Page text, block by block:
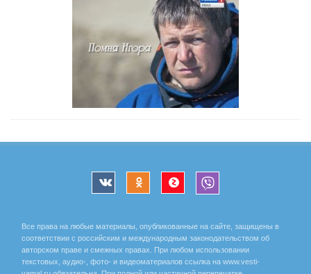
Все права на любые материалы, опубликованные на сайте, защищены в
соответствии с российским и международным законодательством об
авторском праве и смежных правах. При любом использовании
текстовых, аудио-, фото- и видеоматериалов ссылка на www.vesti-